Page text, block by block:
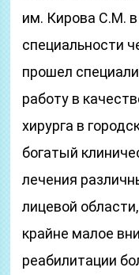
им. Кирова С.М. в
специальности
прошел
работу в
хирурга в
богатый
лечения
лицевой
крайне малое
реабилитации